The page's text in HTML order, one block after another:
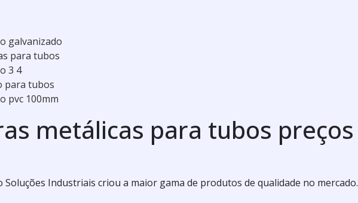
galvanizado
para tubos
3 4
para tubos
pvc 100mm
metálicas para tubos preços
Soluções Industriais criou a maior gama de produtos de qualidade no mercado.